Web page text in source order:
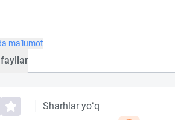
ma'lumot
Sharhlar yo‘q